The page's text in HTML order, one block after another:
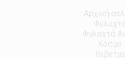
Αρχική
Φυλαχτά
Κόσμο